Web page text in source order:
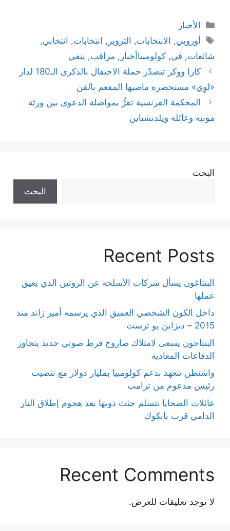
التصنيفات
الأخبار
الوسوم
أوروبي, الانتخابات, التزوير , انتخابات, انتخابي,
شائعات, في, كولومبياأخبار , مراقب, ينفي
كارا ووكر تتصدّر حملة الاحتفال بالذكرى الـ180 لدار
«لوِي» مستحضرة ماضيها المفعم بالفن
المحكمة الفرنسية تقرُّ بمواصلة الدعوى بين ورثة
مونيه وعائلة ويلدنشتاين
البحث
البحث
Recent Posts
البنتاغون يسأل شركات الأسلحة عن الروتين الذي يعيق
عملها
داخل الكون الشخصي العميق الذي يرسمه أمير زاند منذ
2015 – ديزاين يو ترست
البنتاجون يسعى لامتلاك صاروخ فرط صوتي جديد يتجاوز
الدفاعات المعادية
واشنطن تتعهد بدعم كولومبيا بمليار دولار مع تنصيب
رئيس مدعوم من ترامب
عائلات الضحايا تتسلم جثث ذويها بعد هجوم إطلاق النار
الدامي قرب بانكوك
Recent Comments
لا توجد تعليقات للعرض.